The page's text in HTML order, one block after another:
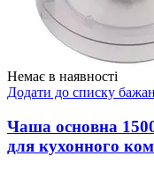
Немає в наявності
Додати до списку
Чаша основна
для кухонного